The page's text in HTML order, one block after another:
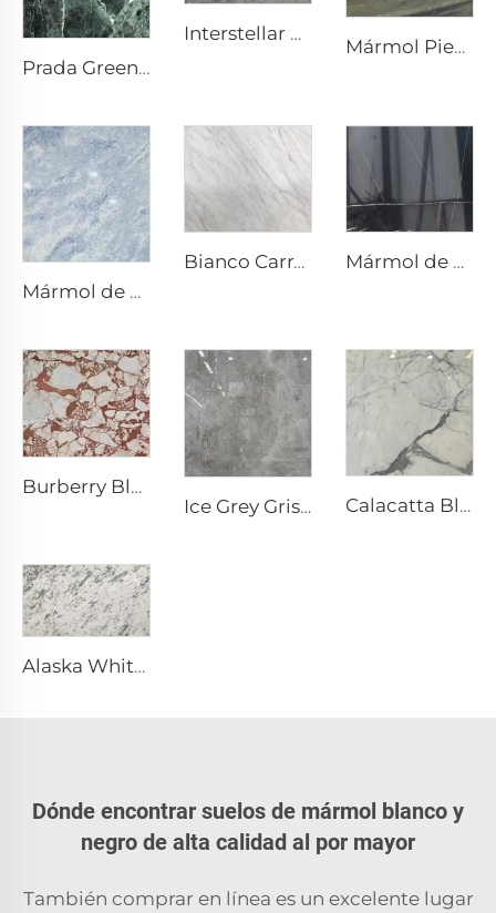
Prada Green Verde Piedra Natural Mármol con Vetas y Patrón Blancos
Interstellar Grey Gris Piedra Natural Mármol con Textura Moteada y Punteados Plateado-Gris
Mármol Piedra Natural Super Verde
Mármol de piedra natural Gris Blanco Cristal Azul con textura gris azulada y manchas brillantes
Bianco Carrara Blanco Piedra Natural Mármol con Venas Grises Claras Mármol de piedra natural Nero Marquina Negro con textura de veta blanca tipo craquelado
Burberry Blanco Piedra Natural Mármol con Patrón Irregular Rojo-Café
Ice Grey Gris Piedra Natural Mármol con Venas de Grietas Blancas Irregulares
Calacatta Blanco Piedra Natural Mármol con Vena y Patrón Gris
Alaska White Blanco Piedra Natural Mármol con Textura Moteada y Fragmentada Gris
Dónde encontrar suelos de mármol blanco y
negro de alta calidad al por mayor
También comprar en línea es un excelente lugar